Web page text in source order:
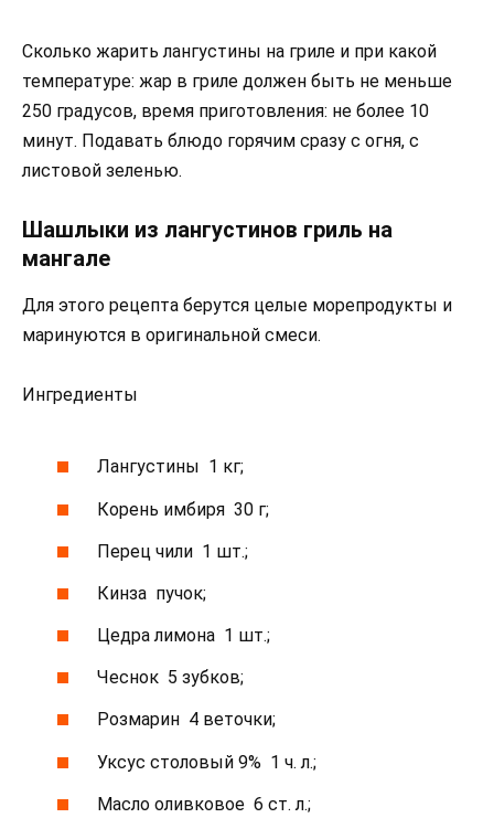
Сколько жарить лангустины на гриле и при какой
температуре: жар в гриле должен быть не меньше
250 градусов, время приготовления: не более 10
минут. Подавать блюдо горячим сразу с огня, с
листовой зеленью.
Шашлыки из лангустинов гриль на
мангале
Для этого рецепта берутся целые морепродукты и
маринуются в оригинальной смеси.
Ингредиенты
Лангустины 1 кг;
Корень имбиря 30 г;
Перец чили 1 шт.;
Кинза пучок;
Цедра лимона 1 шт.;
Чеснок 5 зубков;
Розмарин 4 веточки;
Уксус столовый 9% 1 ч. л.;
Масло оливковое 6 ст. л.;